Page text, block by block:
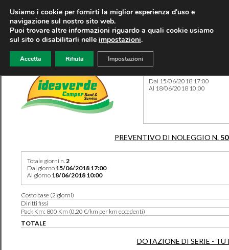
Dal 15/06/2018 17:00
Al 18/06/2018 10:00
PREVENTIVO DI NOLEGGIO N.
Totale giorni n.2
Dal giorno 15/06/2018 17:00
Al giorno 18/06/2018 10:00
Costo base (2 giorni)
Diritti fissi
Pack Km: 800 Km (0,20 €/km per km eccedenti)
TOTALE
DOTAZIONE DI SERIE -
Usiamo i cookie per fornirti la miglior esperienza d'uso e
navigazione sul nostro sito web.
Puoi trovare altre informazioni riguardo a quali cookie usiamo
sul sito o disabilitarli nelle impostazioni.
Accetta Rifiuta Impostazioni